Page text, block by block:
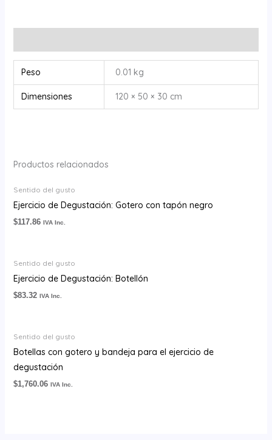
Peso 0.01 kg
Dimensiones 120 × 50 × 30 cm
Productos relacionados
Sentido del gusto
Ejercicio de Degustación: Gotero con tapón negro
$117.86 IVA Inc.
Sentido del gusto
Ejercicio de Degustación: Botellón
$83.32 IVA Inc.
Sentido del gusto
Botellas con gotero y bandeja para el ejercicio de
degustación
$1,760.06 IVA Inc.